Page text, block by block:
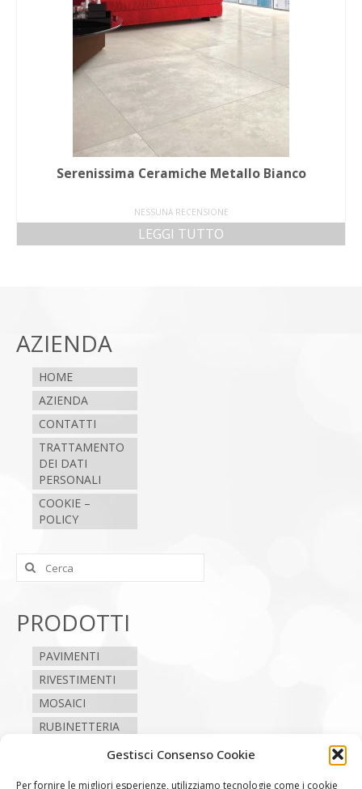
Gestisci Consenso Cookie
Per fornire le migliori esperienze, utilizziamo tecnologie come i cookie
Serenissima Ceramiche Metallo Bianco
NESSUNA RECENSIONE
LEGGI TUTTO
AZIENDA
HOME
AZIENDA
CONTATTI
TRATTAMENTO
DEI DATI
PERSONALI
COOKIE –
POLICY
Cerca:
PRODOTTI
PAVIMENTI
RIVESTIMENTI
MOSAICI
RUBINETTERIA